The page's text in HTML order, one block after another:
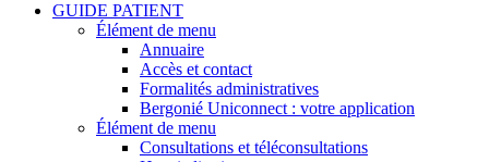
GUIDE PATIENT
Élément de menu
Annuaire
Accès et contact
Formalités administratives
Bergonié Uniconnect : votre application
Élément de menu
Consultations et téléconsultations